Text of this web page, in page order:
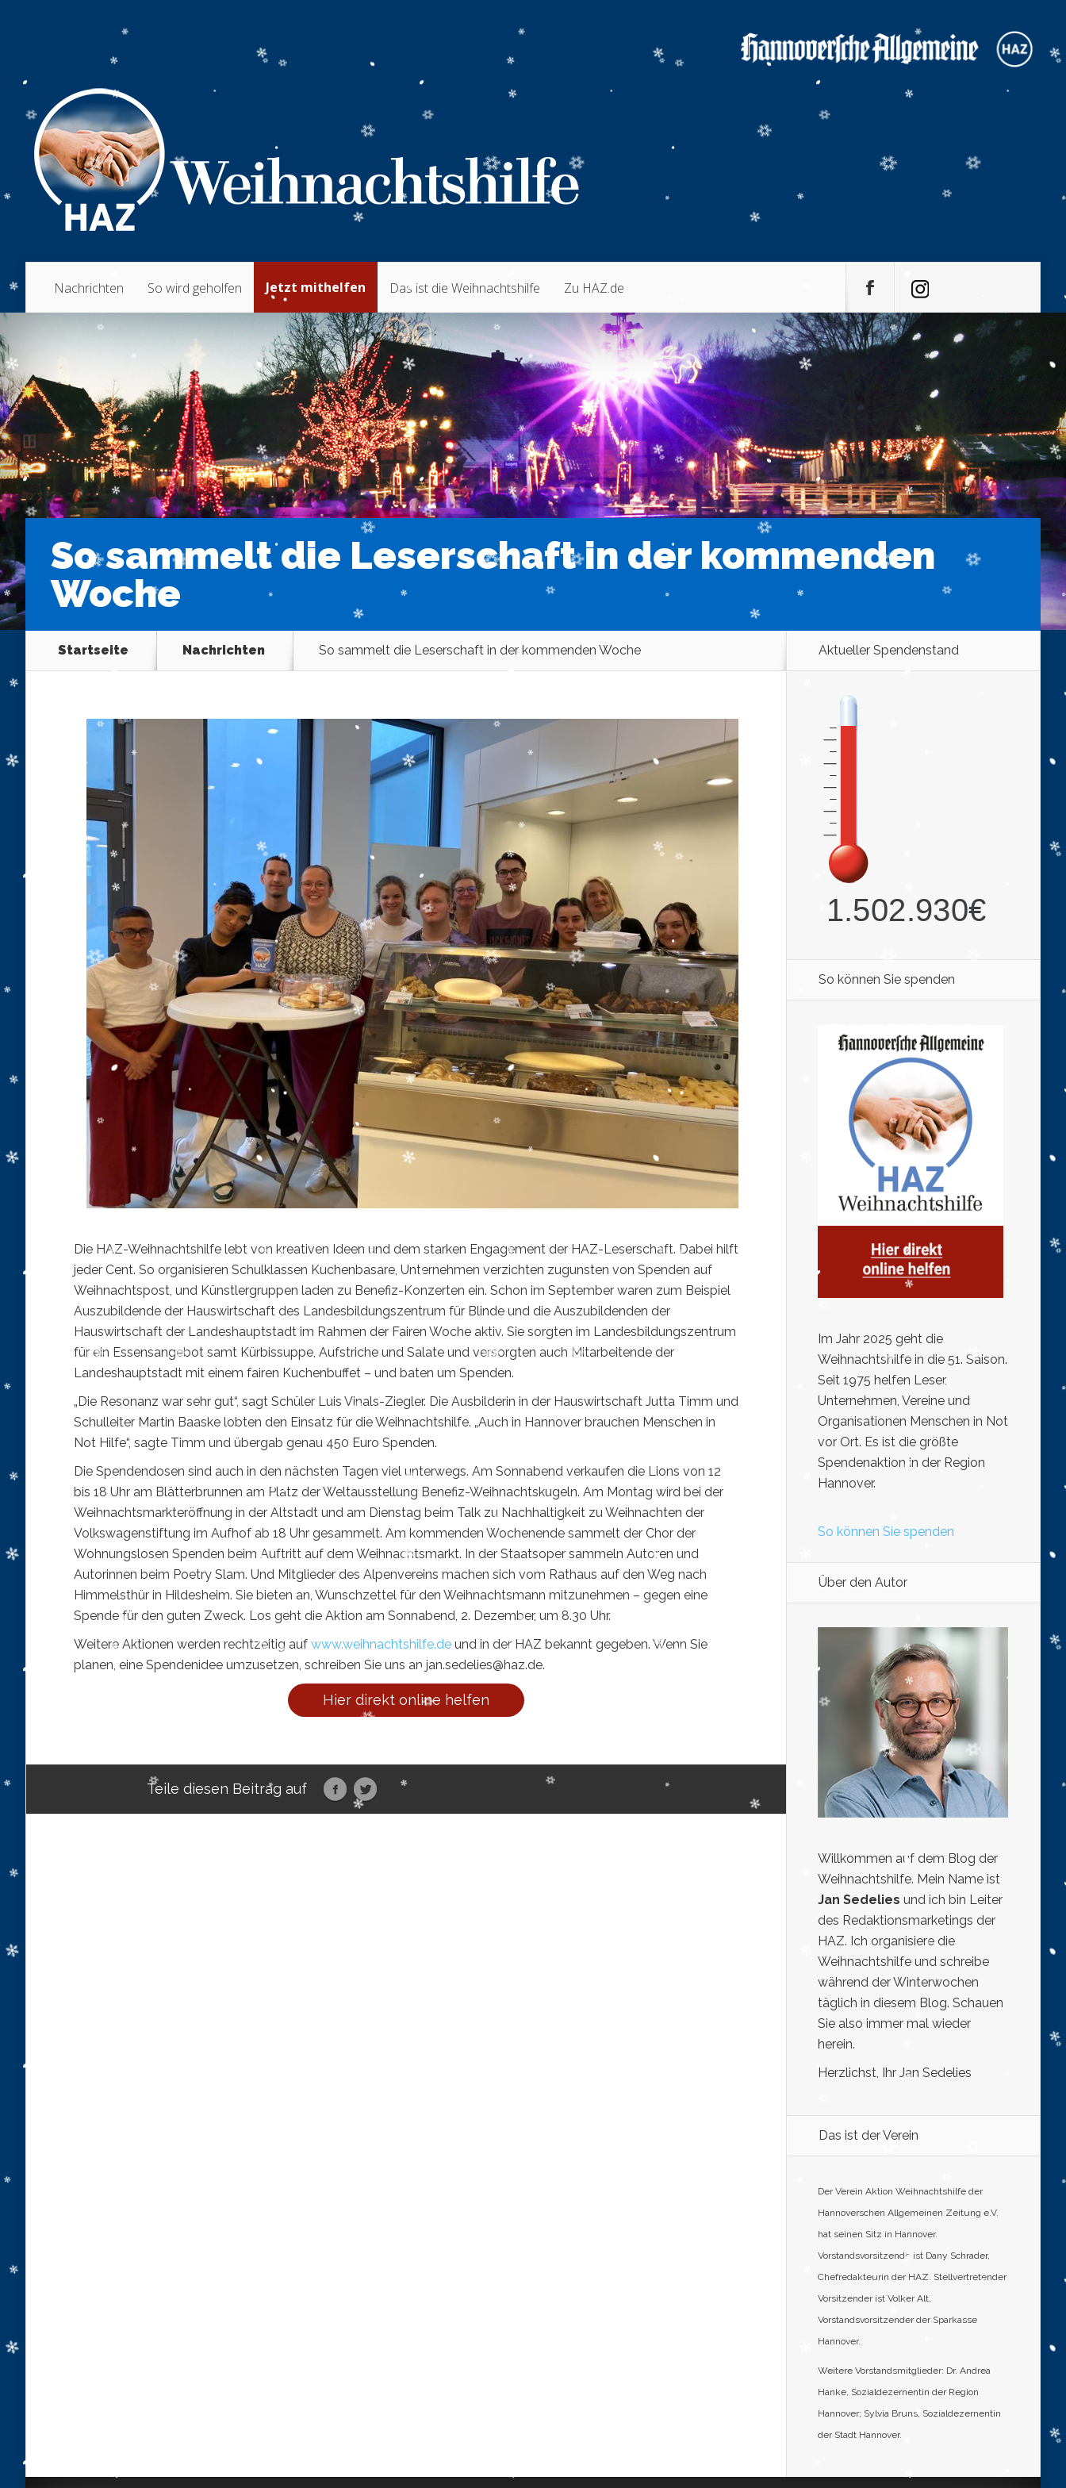
Nachrichten So wird geholfen Jetzt mithelfen Das ist die Weihnachtshilfe Zu HAZ.de
So sammelt die Leserschaft in der kommenden
Woche
Startseite Nachrichten So sammelt die Leserschaft in der kommenden Woche
Die HAZ-Weihnachtshilfe lebt von kreativen Ideen und dem starken Engagement der HAZ-Leserschaft. Dabei hilft
jeder Cent. So organisieren Schulklassen Kuchenbasare, Unternehmen verzichten zugunsten von Spenden auf
Weihnachtspost, und Künstlergruppen laden zu Benefiz-Konzerten ein. Schon im September waren zum Beispiel
Auszubildende der Hauswirtschaft des Landesbildungszentrum für Blinde und die Auszubildenden der
Hauswirtschaft der Landeshauptstadt im Rahmen der Fairen Woche aktiv. Sie sorgten im Landesbildungszentrum
für ein Essensangebot samt Kürbissuppe, Aufstriche und Salate und versorgten auch Mitarbeitende der
Landeshauptstadt mit einem fairen Kuchenbuffet – und baten um Spenden.
„Die Resonanz war sehr gut“, sagt Schüler Luis Vinals-Ziegler. Die Ausbilderin in der Hauswirtschaft Jutta Timm und
Schulleiter Martin Baaske lobten den Einsatz für die Weihnachtshilfe. „Auch in Hannover brauchen Menschen in
Not Hilfe“, sagte Timm und übergab genau 450 Euro Spenden.
Die Spendendosen sind auch in den nächsten Tagen viel unterwegs. Am Sonnabend verkaufen die Lions von 12
bis 18 Uhr am Blätterbrunnen am Platz der Weltausstellung Benefiz-Weihnachtskugeln. Am Montag wird bei der
Weihnachtsmarkteröffnung in der Altstadt und am Dienstag beim Talk zu Nachhaltigkeit zu Weihnachten der
Volkswagenstiftung im Aufhof ab 18 Uhr gesammelt. Am kommenden Wochenende sammelt der Chor der
Wohnungslosen Spenden beim Auftritt auf dem Weihnachtsmarkt. In der Staatsoper sammeln Autoren und
Autorinnen beim Poetry Slam. Und Mitglieder des Alpenvereins machen sich vom Rathaus auf den Weg nach
Himmelsthür in Hildesheim. Sie bieten an, Wunschzettel für den Weihnachtsmann mitzunehmen – gegen eine
Spende für den guten Zweck. Los geht die Aktion am Sonnabend, 2. Dezember, um 8.30 Uhr.
Weitere Aktionen werden rechtzeitig auf www.weihnachtshilfe.de und in der HAZ bekannt gegeben. Wenn Sie
planen, eine Spendenidee umzusetzen, schreiben Sie uns an jan.sedelies@haz.de.
Hier direkt online helfen
Teile diesen Beitrag auf
Aktueller Spendenstand
So können Sie spenden
Im Jahr 2025 geht die
Weihnachtshilfe in die 51. Saison.
Seit 1975 helfen Leser,
Unternehmen, Vereine und
Organisationen Menschen in Not
vor Ort. Es ist die größte
Spendenaktion in der Region
Hannover.
So können Sie spenden
Über den Autor
Willkommen auf dem Blog der
Weihnachtshilfe. Mein Name ist
Jan Sedelies und ich bin Leiter
des Redaktionsmarketings der
HAZ. Ich organisiere die
Weihnachtshilfe und schreibe
während der Winterwochen
täglich in diesem Blog. Schauen
Sie also immer mal wieder
herein.
Herzlichst, Ihr Jan Sedelies
Das ist der Verein
Der Verein Aktion Weihnachtshilfe der
Hannoverschen Allgemeinen Zeitung e.V.
hat seinen Sitz in Hannover.
Vorstandsvorsitzende ist Dany Schrader,
Chefredakteurin der HAZ. Stellvertretender
Vorsitzender ist Volker Alt,
Vorstandsvorsitzender der Sparkasse
Hannover.
Weitere Vorstandsmitglieder: Dr. Andrea
Hanke, Sozialdezernentin der Region
Hannover; Sylvia Bruns, Sozialdezernentin
der Stadt Hannover.